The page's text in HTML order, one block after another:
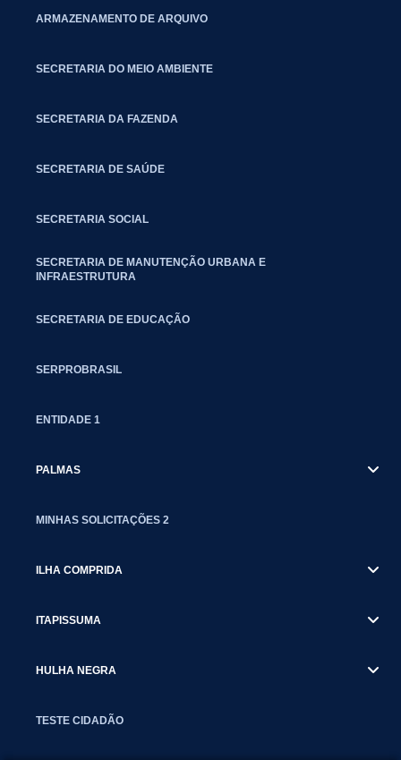
ARMAZENAMENTO DE ARQUIVO
SECRETARIA DO MEIO AMBIENTE
SECRETARIA DA FAZENDA
SECRETARIA DE SAÚDE
SECRETARIA SOCIAL
SECRETARIA DE MANUTENÇÃO URBANA E
INFRAESTRUTURA
SECRETARIA DE EDUCAÇÃO
SERPROBRASIL
ENTIDADE 1
PALMAS
MINHAS SOLICITAÇÕES 2
ILHA COMPRIDA
ITAPISSUMA
HULHA NEGRA
TESTE CIDADÃO